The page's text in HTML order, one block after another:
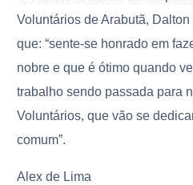
Voluntários de Arabutã,
que: “sente-se honrado em
nobre e que é ótimo quando
trabalho sendo passada para
Voluntários, que vão se
comum”.
Alex de Lima